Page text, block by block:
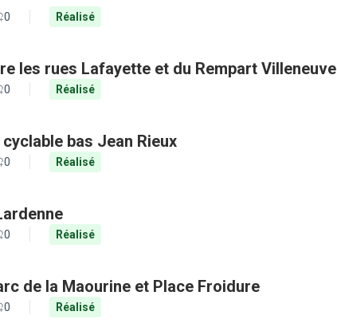
0 Réalisé
les rues Lafayette et du Rempart Villeneuve
0 Réalisé
bas Jean Rieux
0 Réalisé
0 Réalisé
de la Maourine et Place Froidure
0 Réalisé